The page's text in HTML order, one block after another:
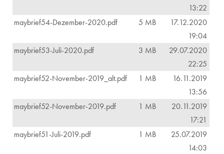
13:22
maybrief54-Dezember-2020.pdf
5 MB
17.12.2020
19:04
maybrief53-Juli-2020.pdf
3 MB
29.07.2020
22:25
maybrief52-November-2019_alt.pdf
1 MB
16.11.2019
13:56
maybrief52-November-2019.pdf
1 MB
20.11.2019
17:21
maybrief51-Juli-2019.pdf
1 MB
25.07.2019
14:03